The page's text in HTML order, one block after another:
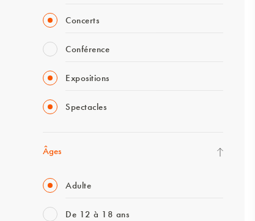
Concerts
Conférence
Expositions
Spectacles
Âges
Adulte
De 12 à 18 ans